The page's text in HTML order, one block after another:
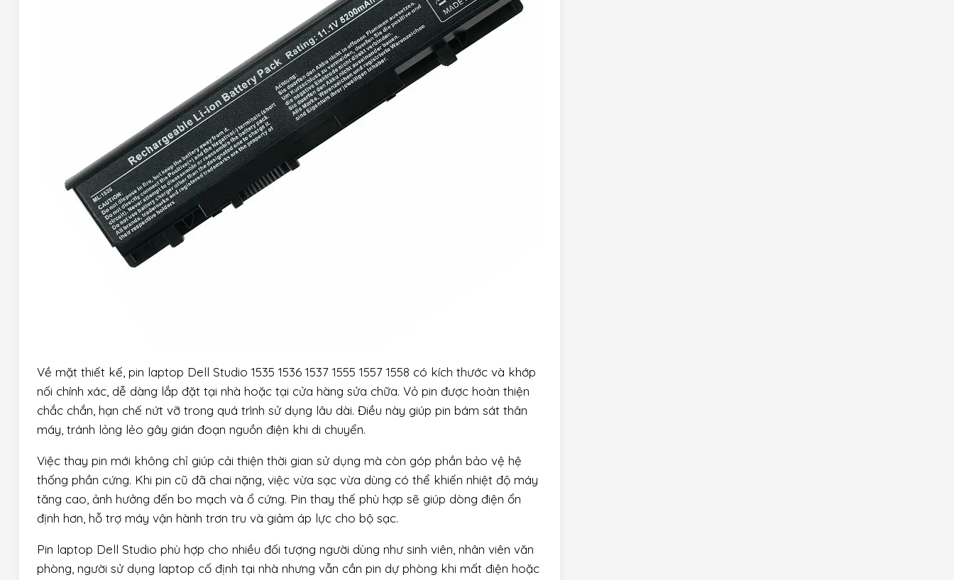
Về mặt thiết kế, pin laptop Dell Studio 1535 1536 1537 1555 1557 1558 có kích thước và khớp
nối chính xác, dễ dàng lắp đặt tại nhà hoặc tại cửa hàng sửa chữa. Vỏ pin được hoàn thiện
chắc chắn, hạn chế nứt vỡ trong quá trình sử dụng lâu dài. Điều này giúp pin bám sát thân
máy, tránh lỏng lẻo gây gián đoạn nguồn điện khi di chuyển.
Việc thay pin mới không chỉ giúp cải thiện thời gian sử dụng mà còn góp phần bảo vệ hệ
thống phần cứng. Khi pin cũ đã chai nặng, việc vừa sạc vừa dùng có thể khiến nhiệt độ máy
tăng cao, ảnh hưởng đến bo mạch và ổ cứng. Pin thay thế phù hợp sẽ giúp dòng điện ổn
định hơn, hỗ trợ máy vận hành trơn tru và giảm áp lực cho bộ sạc.
Pin laptop Dell Studio phù hợp cho nhiều đối tượng người dùng như sinh viên, nhân viên văn
phòng, người sử dụng laptop cố định tại nhà nhưng vẫn cần pin dự phòng khi mất điện hoặc